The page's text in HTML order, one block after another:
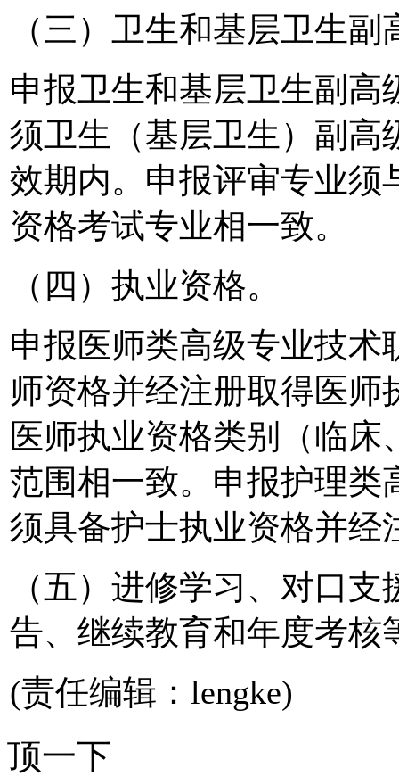
（三）卫生和基层卫生
申报卫生和基层卫生副高
须卫生（基层卫生）副高
效期内。申报评审专业须
资格考试专业相一致。
（四）执业资格。
申报医师类高级专业技术
师资格并经注册取得医
医师执业资格类别（临
范围相一致。申报护理类
须具备护士执业资格并经
（五）进修学习、对口
告、继续教育和年度考核
(责任编辑：lengke)
顶一下